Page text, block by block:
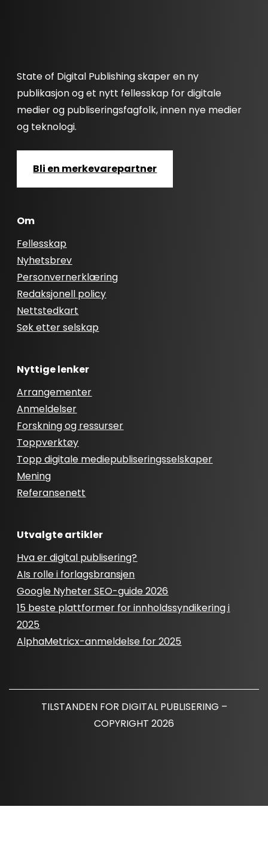
State of Digital Publishing skaper en ny
publikasjon og et nytt fellesskap for digitale
medier og publiseringsfagfolk, innen nye medier
og teknologi.
Bli en merkevarepartner
Om
Fellesskap
Nyhetsbrev
Personvernerklæring
Redaksjonell policy
Nettstedkart
Søk etter selskap
Nyttige lenker
Arrangementer
Anmeldelser
Forskning og ressurser
Toppverktøy
Topp digitale mediepubliseringsselskaper
Mening
Referansenett
Utvalgte artikler
Hva er digital publisering?
AIs rolle i forlagsbransjen
Google Nyheter SEO-guide 2026
15 beste plattformer for innholdssyndikering i
2025
AlphaMetricx-anmeldelse for 2025
TILSTANDEN FOR DIGITAL PUBLISERING –
COPYRIGHT 2026